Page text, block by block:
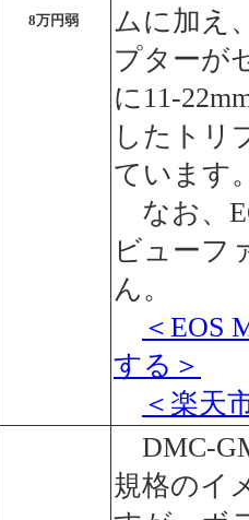
8万円弱
ムに加え
プターが
に11-
したトリ
ています
なお、
ビューフ
ん。
＜EOS
する＞
＜楽天
DMC-
規格のイ